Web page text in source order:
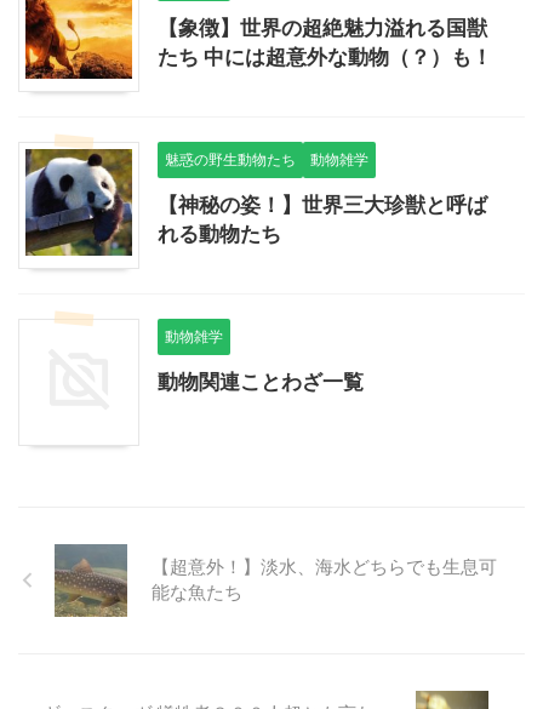
【象徴】世界の超絶魅力溢れる国獣
たち 中には超意外な動物（？）も！
魅惑の野生動物たち 動物雑学
【神秘の姿！】世界三大珍獣と呼ば
れる動物たち
動物雑学
動物関連ことわざ一覧
【超意外！】淡水、海水どちらでも生息可
能な魚たち